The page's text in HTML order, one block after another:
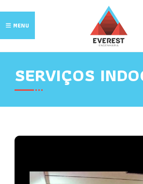
Serviços
MENU
SERVIÇOS